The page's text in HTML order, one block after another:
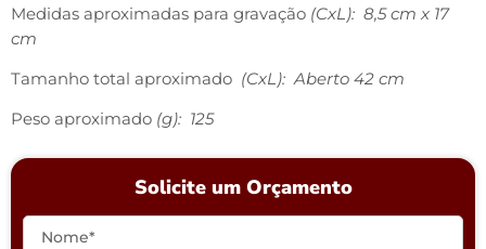
Medidas aproximadas para gravação (CxL): 8,5 cm x 17
cm
Tamanho total aproximado (CxL): Aberto 42 cm
Peso aproximado (g): 125
Solicite um Orçamento